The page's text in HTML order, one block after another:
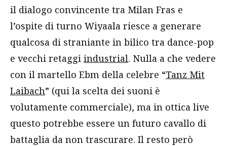
il dialogo convincente tra Milan Fras e
l’ospite di turno Wiyaala riesce a generare
qualcosa di straniante in bilico tra dance-pop
e vecchi retaggi industrial. Nulla a che vedere
con il martello Ebm della celebre “Tanz Mit
Laibach” (qui la scelta dei suoni è
volutamente commerciale), ma in ottica live
questo potrebbe essere un futuro cavallo di
battaglia da non trascurare. Il resto però